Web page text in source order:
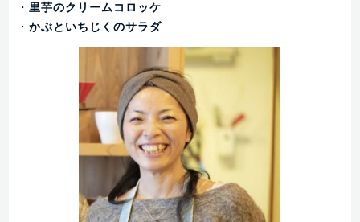
・ 里芋のクリームコロッケ
・かぶといちじくのサラダ